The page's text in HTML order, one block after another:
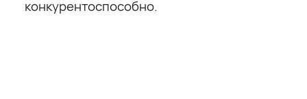
конкурентоспособно.